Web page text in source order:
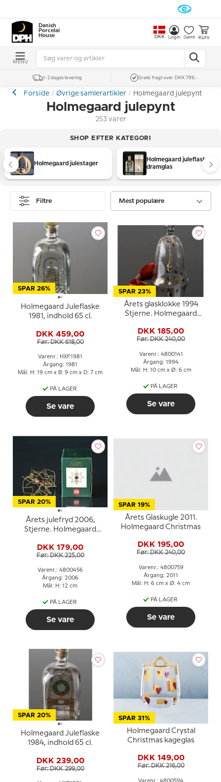
Danish
Porcelain
House
DKK Login Gemt Kurv
MENU
1-2 dages levering Gratis fragt over DKK 799,-
Forside Øvrige samlerartikler Holmegaard julepynt
Holmegaard julepynt
253 varer
SHOP EFTER KATEGORI
Holmegaard julestager
Holmegaard juleflasker,
dramglas
Filtre Mest populære
SPAR 26%
Holmegaard Juleflaske
1981, indhold 65 cl.
DKK 459,00
Før: DKK 618,00
Varenr.: HXF1981
Årgang: 1981
Mål: H: 19 cm x B: 9 cm x D: 7 cm
PÅ LAGER
Se vare
SPAR 23%
Årets glasklokke 1994
Stjerne. Holmegaard
DKK 185,00
Før: DKK 240,00
Varenr.: 4800141
Årgang: 1994
Mål: H: 10 cm x Ø: 6 cm
PÅ LAGER
Se vare
SPAR 20%
Årets julefryd 2006,
Stjerne. Holmegaard
DKK 179,00
Før: DKK 225,00
Varenr.: 4800456
Årgang: 2006
Mål: H: 12 cm
PÅ LAGER
Se vare
SPAR 19%
Årets Glaskugle 2011.
Holmegaard Christmas
DKK 195,00
Før: DKK 240,00
Varenr.: 4800759
Årgang: 2011
Mål: H: 6 cm x Ø: 4 cm
PÅ LAGER
Se vare
SPAR 20%
Holmegaard Juleflaske
1984, indhold 65 cl.
DKK 239,00
Før: DKK 299,00
SPAR 31%
Holmegaard Crystal
Christmas kageglas
DKK 149,00
Før: DKK 216,00
Varenr.: 4800594